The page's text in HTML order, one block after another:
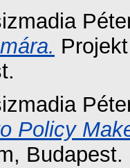
Policy
Budapest.